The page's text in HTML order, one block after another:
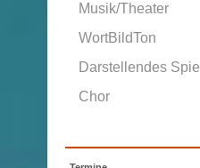
Musik/Theater
WortBildTon
Darstellendes Spiel
Chor